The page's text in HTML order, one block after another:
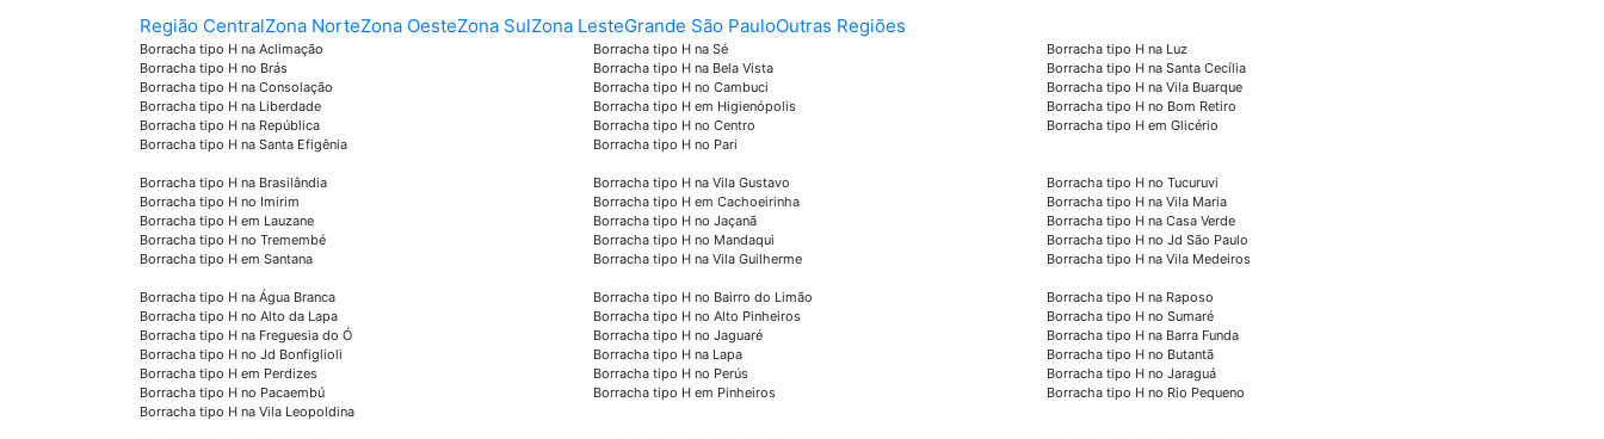
Região CentralZona NorteZona OesteZona SulZona LesteGrande São PauloOutras Regiões
Borracha tipo H na Aclimação
Borracha tipo H no Brás
Borracha tipo H na Consolação
Borracha tipo H na Liberdade
Borracha tipo H na República
Borracha tipo H na Santa Efigênia
Borracha tipo H na Sé
Borracha tipo H na Bela Vista
Borracha tipo H no Cambuci
Borracha tipo H em Higienópolis
Borracha tipo H no Centro
Borracha tipo H no Pari
Borracha tipo H na Luz
Borracha tipo H na Santa Cecília
Borracha tipo H na Vila Buarque
Borracha tipo H no Bom Retiro
Borracha tipo H em Glicério
Borracha tipo H na Brasilândia
Borracha tipo H no Imirim
Borracha tipo H em Lauzane
Borracha tipo H no Tremembé
Borracha tipo H em Santana
Borracha tipo H na Vila Gustavo
Borracha tipo H em Cachoeirinha
Borracha tipo H no Jaçanã
Borracha tipo H no Mandaqui
Borracha tipo H na Vila Guilherme
Borracha tipo H no Tucuruvi
Borracha tipo H na Vila Maria
Borracha tipo H na Casa Verde
Borracha tipo H no Jd São Paulo
Borracha tipo H na Vila Medeiros
Borracha tipo H na Água Branca
Borracha tipo H no Alto da Lapa
Borracha tipo H na Freguesia do Ó
Borracha tipo H no Jd Bonfiglioli
Borracha tipo H em Perdizes
Borracha tipo H no Pacaembú
Borracha tipo H na Vila Leopoldina
Borracha tipo H no Bairro do Limão
Borracha tipo H no Alto Pinheiros
Borracha tipo H no Jaguaré
Borracha tipo H na Lapa
Borracha tipo H no Perús
Borracha tipo H em Pinheiros
Borracha tipo H na Raposo
Borracha tipo H no Sumaré
Borracha tipo H na Barra Funda
Borracha tipo H no Butantã
Borracha tipo H no Jaraguá
Borracha tipo H no Rio Pequeno